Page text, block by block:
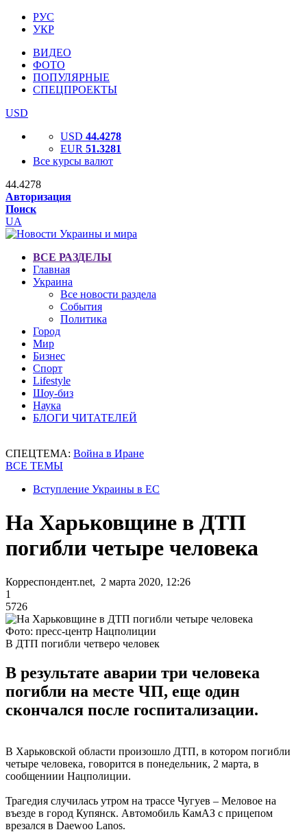
РУС
УКР
ВИДЕО
ФОТО
ПОПУЛЯРНЫЕ
СПЕЦПРОЕКТЫ
USD
USD 44.4278
EUR 51.3281
Все курсы валют
44.4278
Авторизация
Поиск
UA
ВСЕ РАЗДЕЛЫ
Главная
Украина
Все новости раздела
События
Политика
Город
Мир
Бизнес
Спорт
Lifestyle
Шоу-биз
Наука
БЛОГИ ЧИТАТЕЛЕЙ
СПЕЦТЕМА: Война в Иране
ВСЕ ТЕМЫ
Вступление Украины в ЕС
На Харьковщине в ДТП
погибли четыре человека
Корреспондент.net, 2 марта 2020, 12:26
1
5726
Фото: пресс-центр Нацполиции
В ДТП погибли четверо человек
В результате аварии три человека
погибли на месте ЧП, еще один
скончался после госпитализации.
В Харьковской области произошло ДТП, в котором погибли
четыре человека, говорится в понедельник, 2 марта, в
сообщениии Нацполиции.
Трагедия случилась утром на трассе Чугуев – Меловое на
въезде в город Купянск. Автомобиль КамАЗ с прицепом
врезался в Daewoo Lanos.